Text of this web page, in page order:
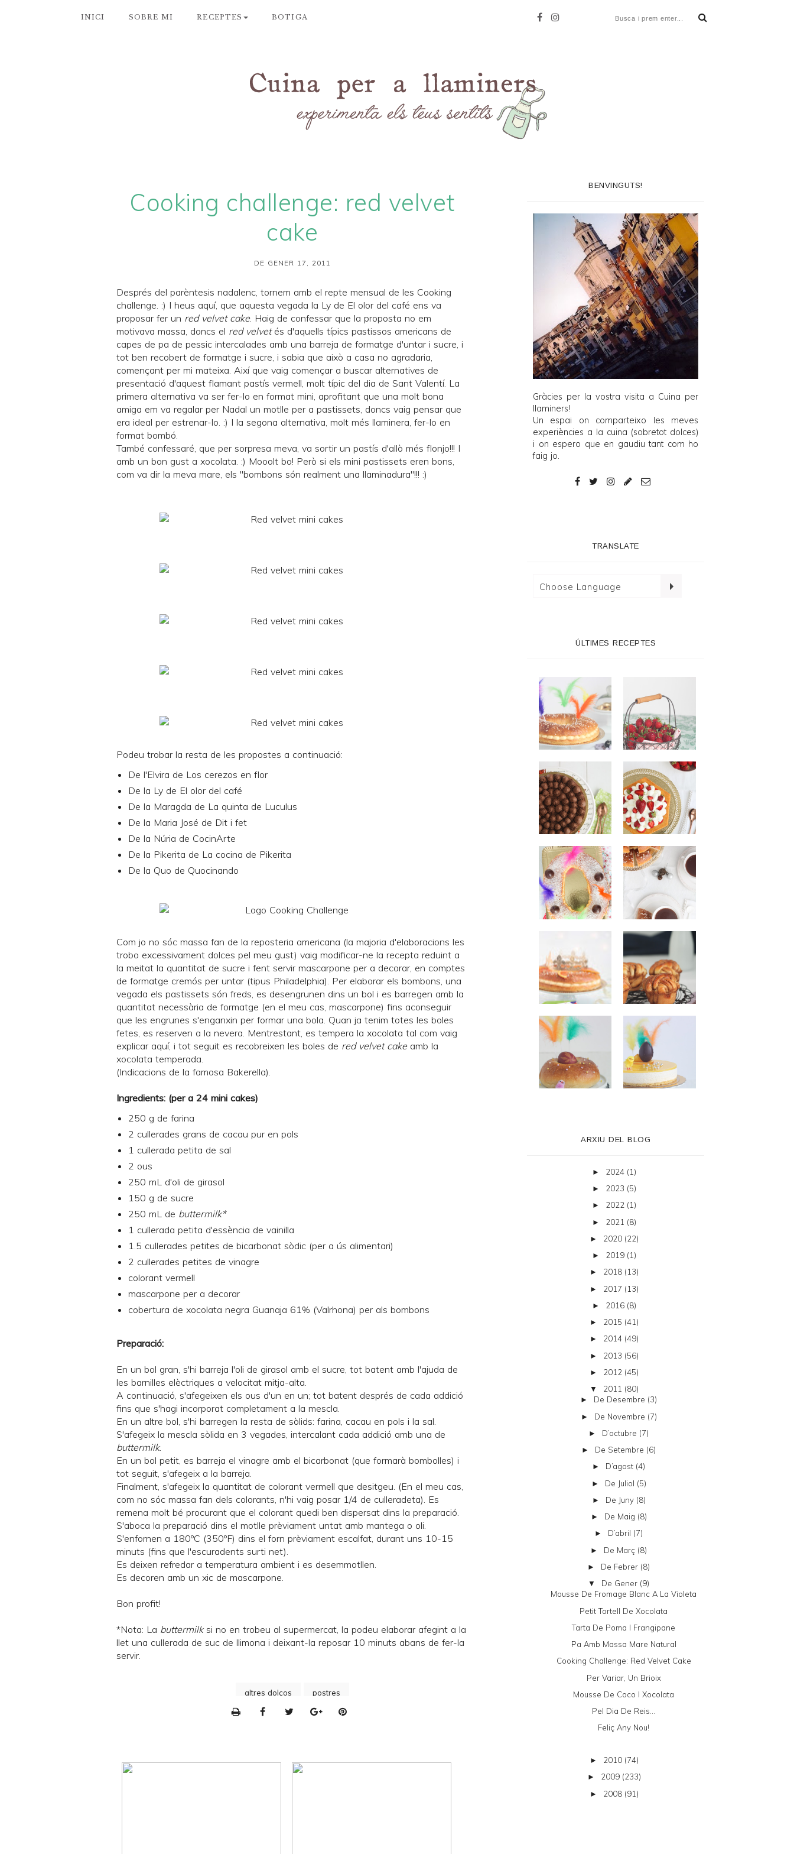
INICI SOBRE MI RECEPTES BOTIGA
Cooking challenge: red velvet
cake
DE GENER 17, 2011
Després del parèntesis nadalenc, tornem amb el repte mensual de les Cooking
challenge. :) I heus aquí, que aquesta vegada la Ly de El olor del café ens va
proposar fer un red velvet cake. Haig de confessar que la proposta no em
motivava massa, doncs el red velvetés d'aquells típics pastissos americans de
capes de pa de pessic intercalades amb una barreja de formatge d'untar i sucre, i
tot ben recobert de formatge i sucre, i sabia que això a casa no agradaria,
començant per mi mateixa. Així que vaig començar a buscar alternatives de
presentació d'aquest flamant pastís vermell, molt típic del dia de Sant Valentí. La
primera alternativa va ser fer-lo en format mini, aprofitant que una molt bona
amiga em va regalar per Nadal un motlle per a pastissets, doncs vaig pensar que
era ideal per estrenar-lo. :) I la segona alternativa, molt més llaminera, fer-lo en
format bombó.
També confessaré, que per sorpresa meva, va sortir un pastís d'allò més flonjo!!! I
amb un bon gust a xocolata. :) Mooolt bo! Però si els mini pastissets eren bons,
com va dir la meva mare, els "bombons són realment una llaminadura"!!! :)
Podeu trobar la resta de les propostes a continuació:
De l'Elvira de Los cerezos en flor
De la Ly de El olor del café
De la Maragda de La quinta de Luculus
De la Maria José de Dit i fet
De la Núria de CocinArte
De la Pikerita de La cocina de Pikerita
De la Quo de Quocinando
Com jo no sóc massa fan de la reposteria americana (la majoria d'elaboracions les
trobo excessivament dolces pel meu gust) vaig modificar-ne la recepta reduint a
la meitat la quantitat de sucre i fent servir mascarpone per a decorar, en comptes
de formatge cremós per untar (tipus Philadelphia). Per elaborar els bombons, una
vegada els pastissets són freds, es desengrunen dins un bol i es barregen amb la
quantitat necessària de formatge (en el meu cas, mascarpone) fins aconseguir
que les engrunes s'enganxin per formar una bola. Quan ja tenim totes les boles
fetes, es reserven a la nevera. Mentrestant, es tempera la xocolata tal com vaig
explicar aquí, i tot seguit es recobreixen les boles de red velvet cakeamb la
xocolata temperada.
(Indicacions de la famosa Bakerella).
Ingredients: (per a 24 mini cakes)
250 g de farina
2 cullerades grans de cacau pur en pols
1 cullerada petita de sal
2 ous
250 mL d'oli de girasol
150 g de sucre
250 mL de buttermilk*
1 cullerada petita d'essència de vainilla
1.5 cullerades petites de bicarbonat sòdic (per a ús alimentari)
2 cullerades petites de vinagre
colorant vermell
mascarpone per a decorar
cobertura de xocolata negra Guanaja 61% (Valrhona) per als bombons
Preparació:
En un bol gran, s'hi barreja l'oli de girasol amb el sucre, tot batent amb l'ajuda de
les barnilles elèctriques a velocitat mitja-alta.
A continuació, s'afegeixen els ous d'un en un; tot batent després de cada addició
fins que s'hagi incorporat completament a la mescla.
En un altre bol, s'hi barregen la resta de sòlids: farina, cacau en pols i la sal.
S'afegeix la mescla sòlida en 3 vegades, intercalant cada addició amb una de
buttermilk.
En un bol petit, es barreja el vinagre amb el bicarbonat (que formarà bombolles) i
tot seguit, s'afegeix a la barreja.
Finalment, s'afegeix la quantitat de colorant vermell que desitgeu. (En el meu cas,
com no sóc massa fan dels colorants, n'hi vaig posar 1/4 de culleradeta). Es
remena molt bé procurant que el colorant quedi ben dispersat dins la preparació.
S'aboca la preparació dins el motlle prèviament untat amb mantega o oli.
S'enfornen a 180ºC (350ºF) dins el forn prèviament escalfat, durant uns 10-15
minuts (fins que l'escuradents surti net).
Es deixen refredar a temperatura ambient i es desemmotllen.
Es decoren amb un xic de mascarpone.
Bon profit!
*Nota: La buttermilksi no en trobeu al supermercat, la podeu elaborar afegint a la
llet una cullerada de suc de llimona i deixant-la reposar 10 minuts abans de fer-la
servir.
altres dolços postres
n
BENVINGUTS!
Gràcies per la vostra visita a Cuina per
llaminers!
Un espai on comparteixo les meves
experiències a la cuina (sobretot dolces)
i on espero que en gaudiu tant com ho
faig jo.
TRANSLATE
ÚLTIMES RECEPTES
ARXIU DEL BLOG
► 2024 (1)
► 2023 (5)
► 2022 (1)
► 2021 (8)
► 2020 (22)
► 2019 (1)
► 2018 (13)
► 2017 (13)
► 2016 (8)
► 2015 (41)
► 2014 (49)
► 2013 (56)
► 2012 (45)
▼ 2011 (80)
► De Desembre (3)
► De Novembre (7)
► D’octubre (7)
► De Setembre (6)
► D’agost (4)
► De Juliol (5)
► De Juny (8)
► De Maig (8)
► D’abril (7)
► De Març (8)
► De Febrer (8)
▼ De Gener (9)
Mousse De Fromage Blanc A La Violeta
Petit Tortell De Xocolata
Tarta De Poma I Frangipane
Pa Amb Massa Mare Natural
Cooking Challenge: Red Velvet Cake
Per Variar, Un Brioix
Mousse De Coco I Xocolata
Pel Dia De Reis...
Feliç Any Nou!
► 2010 (74)
► 2009 (233)
► 2008 (91)